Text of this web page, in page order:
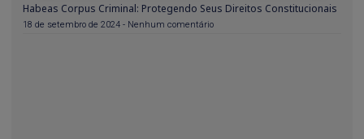
Habeas Corpus Criminal: Protegendo Seus Direitos Constitucionais
18 de setembro de 2024 Nenhum comentário